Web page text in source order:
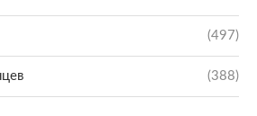
(497)
(388)